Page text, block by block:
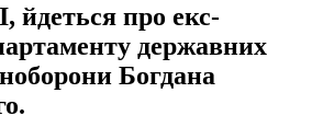
йдеться про екс-
державних
Богдана